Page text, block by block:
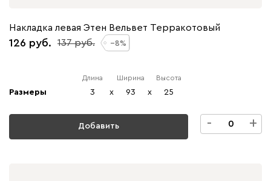
Накладка левая Этен Вельвет Терракотовый
126 137 8
Размеры
Длина
3 x
Ширина
93 x
Высота
25
Добавить - +